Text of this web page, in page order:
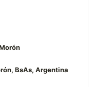
BsAs, Argentina